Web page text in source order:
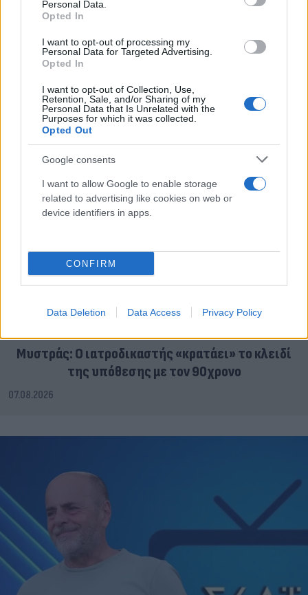
Personal Data.
Opted In
I want to opt-out of processing my
Personal Data for Targeted Advertising.
Opted In
I want to opt-out of Collection, Use,
Retention, Sale, and/or Sharing of my
Personal Data that Is Unrelated with the
Purposes for which it was collected.
Opted Out
Google consents
I want to allow Google to enable storage
related to advertising like cookies on web or
device identifiers in apps.
CONFIRM
Data Deletion Data Access Privacy Policy
Μυστράς: Ο ιατροδικαστής «κρατάει» το κλειδί
της υπόθεσης με τον 90χρονο
07.08.2026